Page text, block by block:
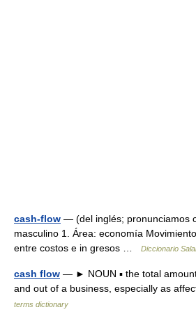
cash-flow — (del inglés; pronunciamos
masculino 1. Área: economía
entre costos e in gresos …
Diccionario
cash flow — ► NOUN ▪ the total
and out of a business, especially as
terms dictionary